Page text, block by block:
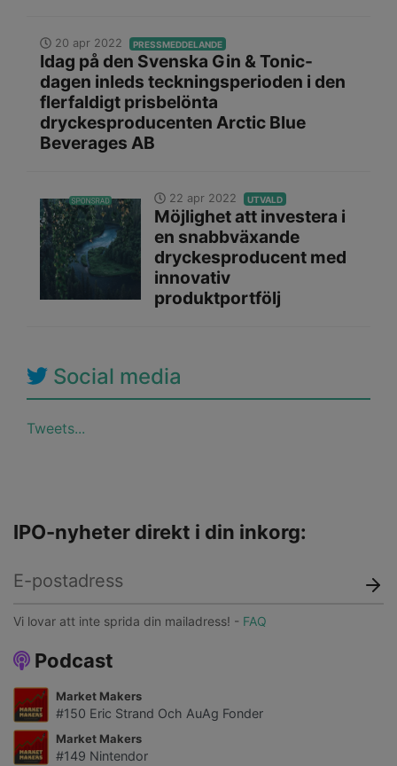
20 apr 2022 PRESSMEDDELANDE
Idag på den Svenska Gin & Tonic-
dagen inleds teckningsperioden i den
flerfaldigt prisbelönta
dryckesproducenten Arctic Blue
Beverages AB
22 apr 2022 UTVALD
Möjlighet att investera i
en snabbväxande
dryckesproducent med
innovativ
produktportfölj
Social media
Tweets...
Podcast
Market Makers
#150 Eric Strand Och AuAg Fonder
Market Makers
#149 Nintendor
IPO-nyheter direkt i din inkorg:
Vi lovar att inte sprida din mailadress! - FAQ